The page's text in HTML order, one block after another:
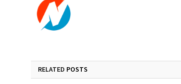
RELATED POSTS